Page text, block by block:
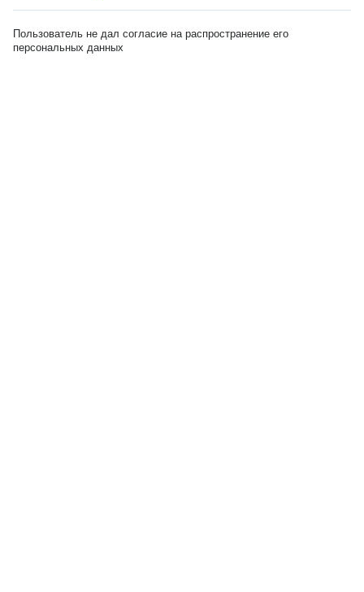
Пользователь не дал согласие на распространение его
персональных данных